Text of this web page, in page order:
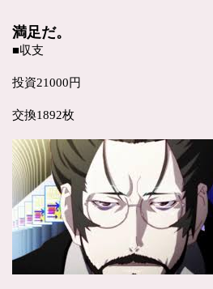
満足だ。
■収支
投資21000円
交換1892枚